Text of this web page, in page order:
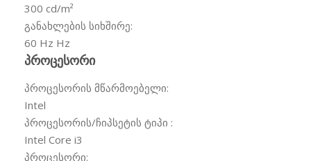
300 cd/m²
განახლების სიხშირე:
60 Hz Hz
პროცესორი
პროცესორის მწარმოებელი:
Intel
პროცესორის/ჩიპსეტის ტიპი :
Intel Core i3
პროცესორი: